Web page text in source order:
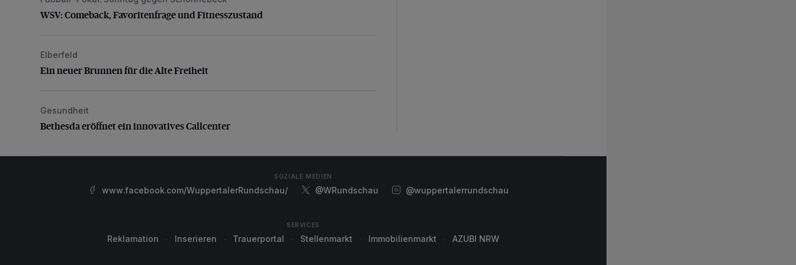
WSV: Comeback, Favoritenfrage und Fitnesszustand
Ein neuer Brunnen für die Alte Freiheit
Elberfeld
Ein neuer Brunnen für die Alte Freiheit
Bethesda eröffnet ein innovatives Callcenter
Gesundheit
Bethesda eröffnet ein innovatives Callcenter
SOZIALE MEDIEN
www.facebook.com/WuppertalerRundschau/ @WRundschau @wuppertalerrundschau
SERVICES
Reklamation Inserieren Trauerportal Stellenmarkt Immobilienmarkt AZUBI NRW